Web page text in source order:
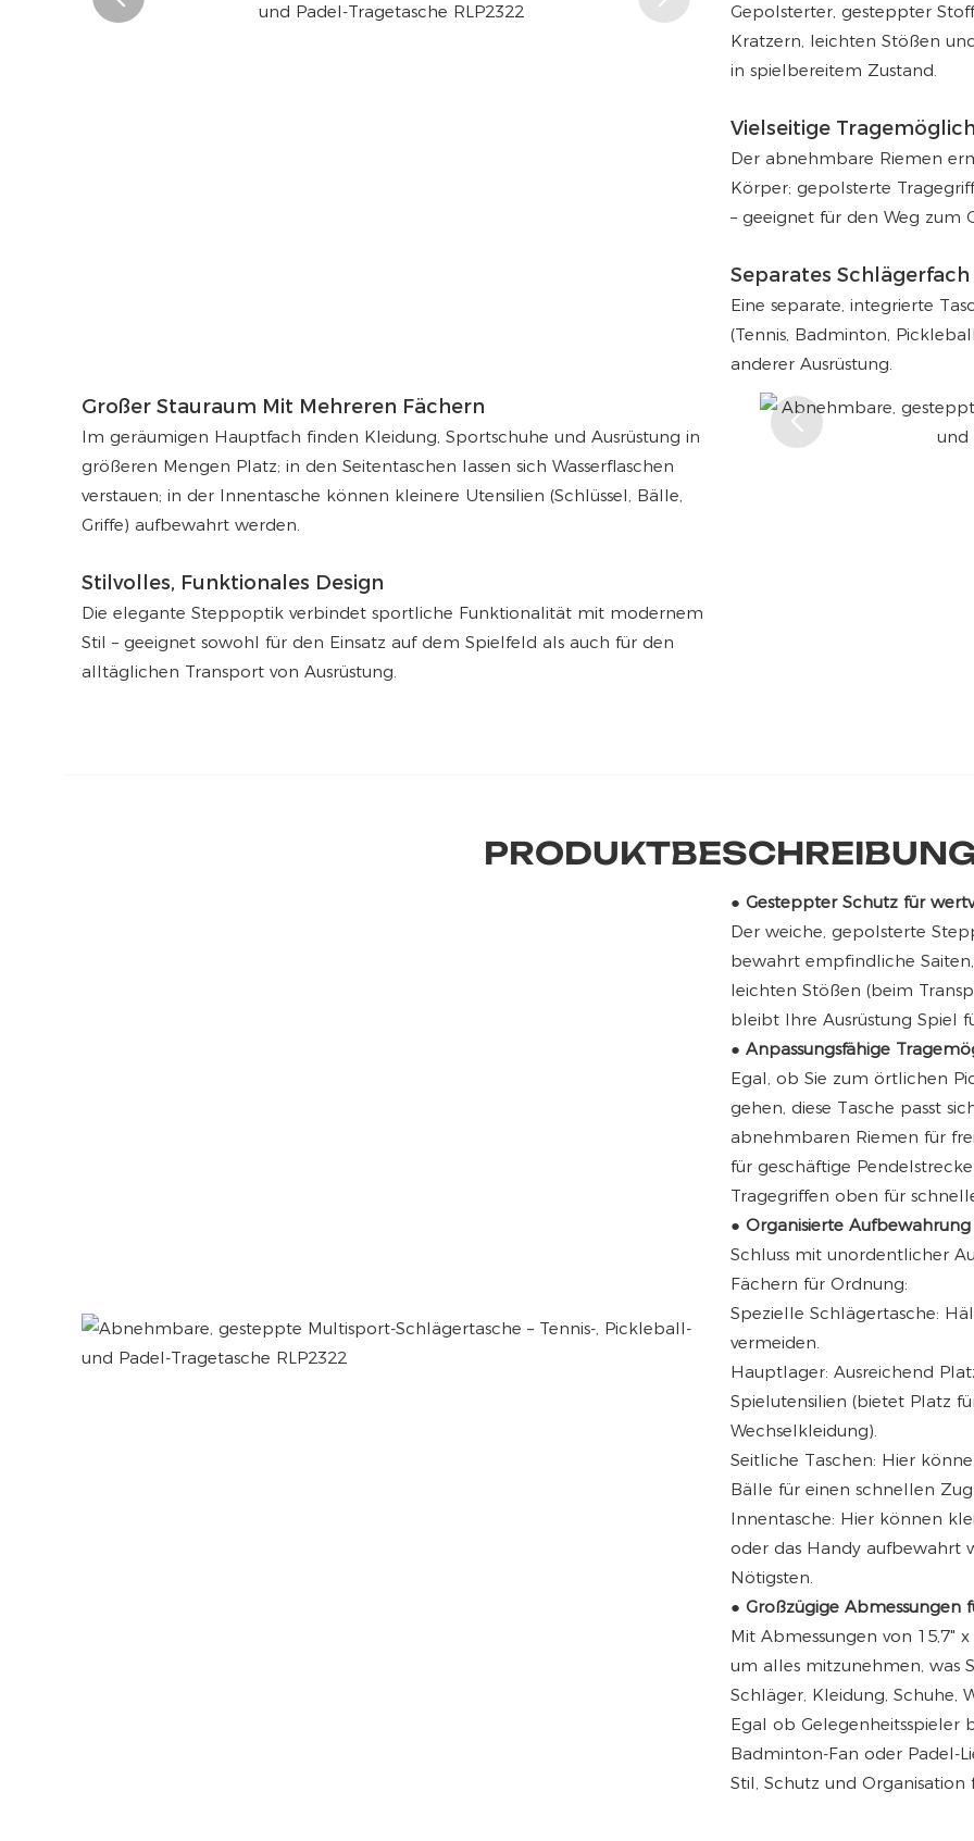
Gepolsterter, gesteppter
Kratzern, leichten Stößen
in spielbereitem Zustand.
Vielseitige
Der abnehmbare Riemen
Körper; gepolsterte
– geeignet für den Weg zum
Separates Schlägerfach
Eine separate, integrierte
(Tennis, Badminton,
anderer Ausrüstung.
Großer Stauraum Mit Mehreren Fächern
Im geräumigen Hauptfach finden Kleidung, Sportschuhe und Ausrüstung in
größeren Mengen Platz; in den Seitentaschen lassen sich Wasserflaschen
verstauen; in der Innentasche können kleinere Utensilien (Schlüssel, Bälle,
Griffe) aufbewahrt werden.
Stilvolles, Funktionales Design
Die elegante Steppoptik verbindet sportliche Funktionalität mit modernem
Stil – geeignet sowohl für den Einsatz auf dem Spielfeld als auch für den
alltäglichen Transport von Ausrüstung.
● Gesteppter Schutz für
Der weiche, gepolsterte
bewahrt empfindliche
leichten Stößen (beim
bleibt Ihre Ausrüstung Spiel
● Anpassungsfähige
Egal, ob Sie zum örtlichen
gehen, diese Tasche passt
abnehmbaren Riemen für
für geschäftige
Tragegriffen oben für
● Organisierte
Schluss mit unordentlicher
Fächern für Ordnung:
Spezielle Schlägertasche:
vermeiden.
Hauptlager: Ausreichend
Spielutensilien (bietet Platz
Wechselkleidung).
Seitliche Taschen: Hier
Bälle für einen schnellen
Innentasche: Hier können
oder das Handy aufbewahrt
Nötigsten.
● Großzügige Abmessungen
Mit Abmessungen von 15,7"
um alles mitzunehmen, was
Schläger, Kleidung, Schuhe,
Egal ob Gelegenheitsspieler
Badminton-Fan oder Padel-
Stil, Schutz und